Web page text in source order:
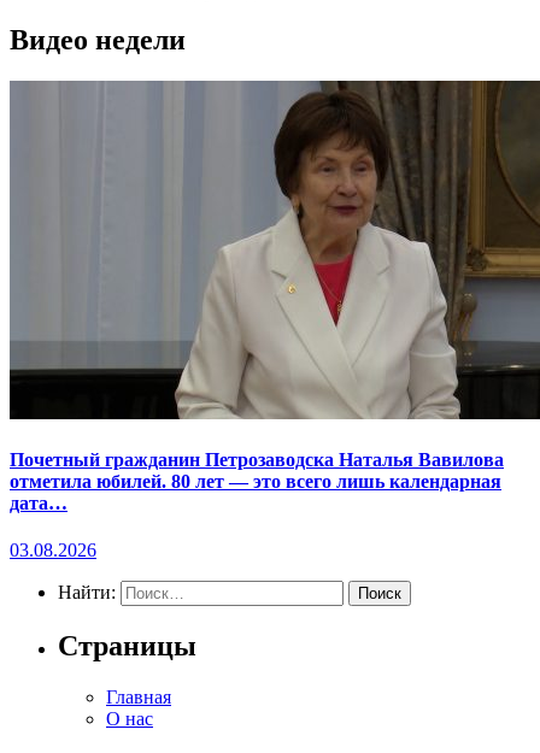
Видео недели
Почетный гражданин Петрозаводска Наталья Вавилова
отметила юбилей. 80 лет — это всего лишь календарная
дата…
03.08.2026
Найти:
Страницы
Главная
О нас